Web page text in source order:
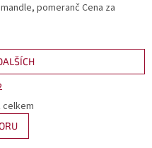
pomeranč Cena za